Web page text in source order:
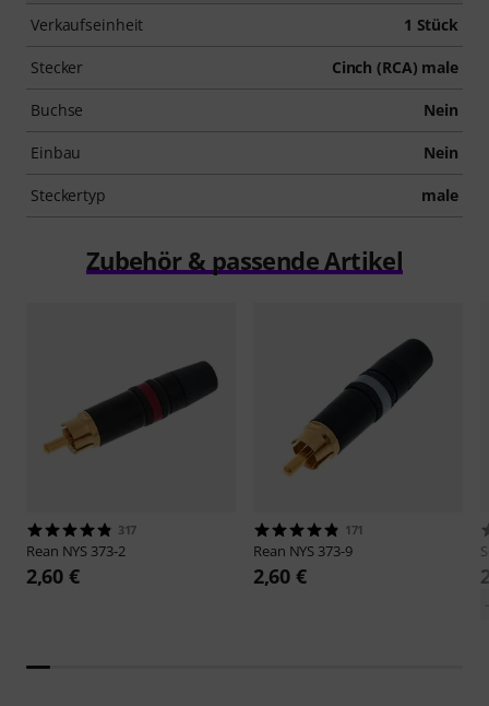
Verkaufseinheit 1 Stück
Stecker Cinch (RCA) male
Buchse Nein
Einbau Nein
Steckertyp male
Zubehör & passende Artikel
317
Rean NYS 373-2
2,60 €
171
Rean NYS 373-9
2,60 €